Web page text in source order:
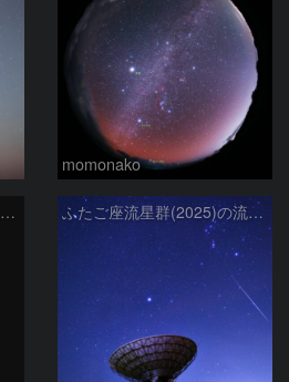
momonako
木星と冬の大三角・オリオン座と、さくら宇宙公園のパラボラアンテナ ふたご座流星群(2025)の流星と冬の星座、さくら宇宙公園のパラボラアンテナ